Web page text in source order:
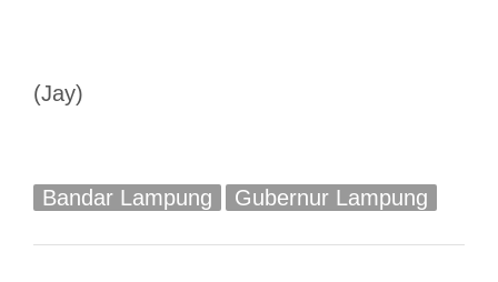
(Jay)
Bandar Lampung Gubernur Lampung